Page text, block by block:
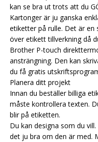
kan se bra ut trots att du
Kartonger är ju ganska
etiketter på rulle. Det är
över etikett tillverkning då
Brother P-touch
ansträngning. Den kan
du få gratis
Planera ditt projekt
Innan du beställer billiga
måste kontrollera texten.
blir på etiketten.
Du kan designa som du
det ju bra om den är med.